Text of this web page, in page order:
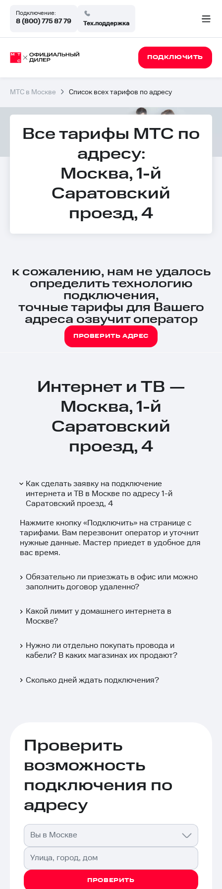
Подключение:
8 (800) 775 87 79 Тех.поддержка
ПОДКЛЮЧИТЬ
МТС в Москве Список всех тарифов по адресу
Все тарифы МТС по
адресу:
Москва, 1-й
Саратовский
проезд, 4
к сожалению, нам не удалось
определить технологию
подключения,
точные тарифы для Вашего
адреса озвучит оператор
ПРОВЕРИТЬ АДРЕС
Интернет и ТВ —
Москва, 1-й
Саратовский
проезд, 4
Как сделать заявку на подключение
интернета и ТВ в Москве по адресу 1-й
Саратовский проезд, 4
Нажмите кнопку «Подключить» на странице с
тарифами. Вам перезвонит оператор и уточнит
нужные данные. Мастер приедет в удобное для
вас время.
Обязательно ли приезжать в офис или можно
заполнить договор удаленно?
Какой лимит у домашнего интернета в
Москве?
Нужно ли отдельно покупать провода и
кабели? В каких магазинах их продают?
Сколько дней ждать подключения?
Проверить
возможность
подключения по
адресу
Вы в Москве
Улица, город, дом
ПРОВЕРИТЬ